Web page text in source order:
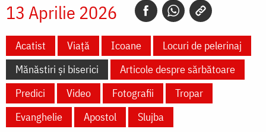
13 Aprilie 2026
Acatist Viață Icoane
Locuri de pelerinaj
Mănăstiri și biserici
Articole despre sărbătoare
Predici
Video Fotografii
Tropar
Evanghelie
Apostol Slujba